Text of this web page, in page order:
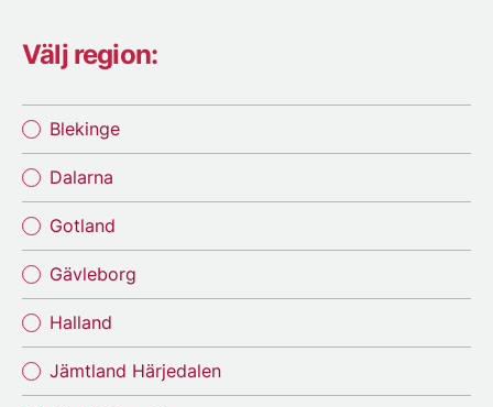
Välj region:
Blekinge
Dalarna
Gotland
Gävleborg
Halland
Jämtland Härjedalen